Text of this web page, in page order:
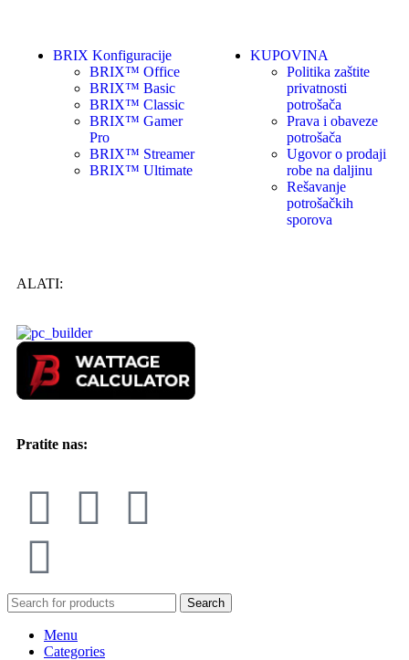
BRIX Konfiguracije
BRIX™ Office
BRIX™ Basic
BRIX™ Classic
BRIX™ Gamer
Pro
BRIX™ Streamer
BRIX™ Ultimate
KUPOVINA
Politika zaštite
privatnosti
potrošača
Prava i obaveze
potrošača
Ugovor o prodaji
robe na daljinu
Rešavanje
potrošačkih
sporova
ALATI:
Pratite nas:
Search
Menu
Categories